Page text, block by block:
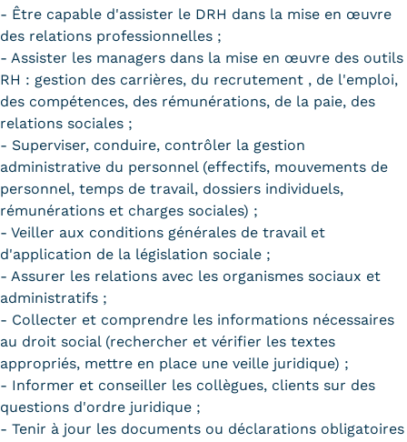
- Être capable d'assister le DRH dans la mise en œuvre
des relations professionnelles ;
- Assister les managers dans la mise en œuvre des outils
RH : gestion des carrières, du recrutement , de l'emploi,
des compétences, des rémunérations, de la paie, des
relations sociales ;
- Superviser, conduire, contrôler la gestion
administrative du personnel (effectifs, mouvements de
personnel, temps de travail, dossiers individuels,
rémunérations et charges sociales) ;
- Veiller aux conditions générales de travail et
d'application de la législation sociale ;
- Assurer les relations avec les organismes sociaux et
administratifs ;
- Collecter et comprendre les informations nécessaires
au droit social (rechercher et vérifier les textes
appropriés, mettre en place une veille juridique) ;
- Informer et conseiller les collègues, clients sur des
questions d'ordre juridique ;
- Tenir à jour les documents ou déclarations obligatoires